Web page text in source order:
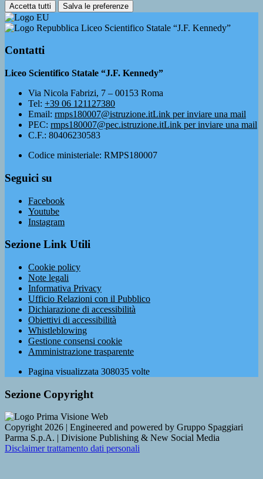
Accetta tutti Salva le preferenze
Liceo Scientifico Statale “J.F. Kennedy”
Contatti
Liceo Scientifico Statale “J.F. Kennedy”
Via Nicola Fabrizi, 7 – 00153 Roma
Tel: +39 06 121127380
Email: rmps180007@istruzione.itLink per inviare una mail
PEC: rmps180007@pec.istruzione.itLink per inviare una mail
C.F.: 80406230583
Codice ministeriale: RMPS180007
Seguici su
Facebook
Youtube
Instagram
Sezione Link Utili
Cookie policy
Note legali
Informativa Privacy
Ufficio Relazioni con il Pubblico
Dichiarazione di accessibilità
Obiettivi di accessibilità
Whistleblowing
Gestione consensi cookie
Amministrazione trasparente
Pagina visualizzata 308035 volte
Sezione Copyright
Copyright 2026 | Engineered and powered by Gruppo Spaggiari
Parma S.p.A. | Divisione Publishing & New Social Media
Disclaimer trattamento dati personali